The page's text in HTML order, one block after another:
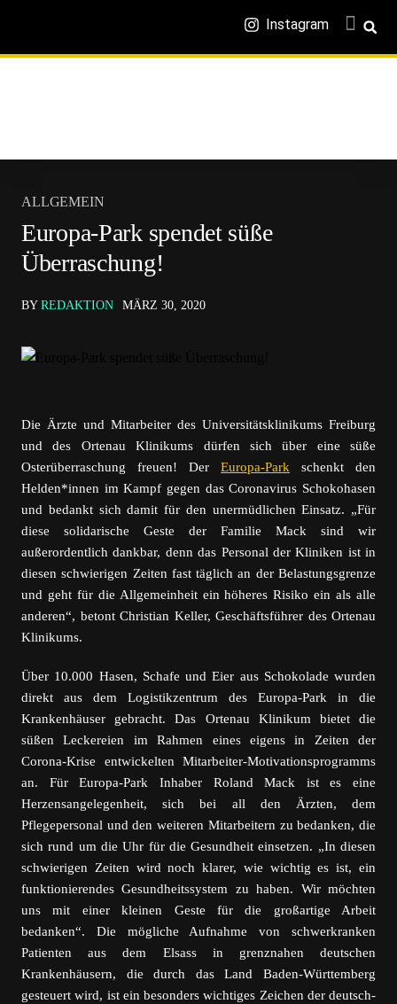
Instagram
ALLGEMEIN
Europa-Park spendet süße
Überraschung!
BY REDAKTION MÄRZ 30, 2020
Die Ärzte und Mitarbeiter des Universitätsklinikums Freiburg
und des Ortenau Klinikums dürfen sich über eine süße
Osterüberraschung freuen! Der Europa-Park schenkt den
Helden*innen im Kampf gegen das Coronavirus Schokohasen
und bedankt sich damit für den unermüdlichen Einsatz. „Für
diese solidarische Geste der Familie Mack sind wir
außerordentlich dankbar, denn das Personal der Kliniken ist in
diesen schwierigen Zeiten fast täglich an der Belastungsgrenze
und geht für die Allgemeinheit ein höheres Risiko ein als alle
anderen“, betont Christian Keller, Geschäftsführer des Ortenau
Klinikums.
Über 10.000 Hasen, Schafe und Eier aus Schokolade wurden
direkt aus dem Logistikzentrum des Europa-Park in die
Krankenhäuser gebracht. Das Ortenau Klinikum bietet die
süßen Leckereien im Rahmen eines eigens in Zeiten der
Corona-Krise entwickelten Mitarbeiter-Motivationsprogramms
an. Für Europa-Park Inhaber Roland Mack ist es eine
Herzensangelegenheit, sich bei all den Ärzten, dem
Pflegepersonal und den weiteren Mitarbeitern zu bedanken, die
sich rund um die Uhr für die Gesundheit einsetzen. „In diesen
schwierigen Zeiten wird noch klarer, wie wichtig es ist, ein
funktionierendes Gesundheitssystem zu haben. Wir möchten
uns mit einer kleinen Geste für die großartige Arbeit
bedanken“. Die mögliche Aufnahme von schwerkranken
Patienten aus dem Elsass in grenznahen deutschen
Krankenhäusern, die durch das Land Baden-Württemberg
gesteuert wird, ist ein besonders wichtiges Zeichen der deutsch-